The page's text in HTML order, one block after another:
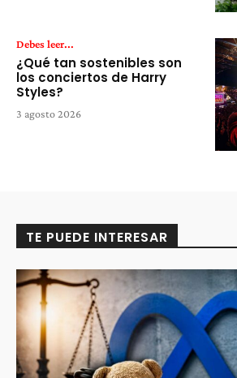
Debes leer...
¿Qué tan sostenibles son
los conciertos de Harry
Styles?
3 agosto 2026
TE PUEDE INTERESAR